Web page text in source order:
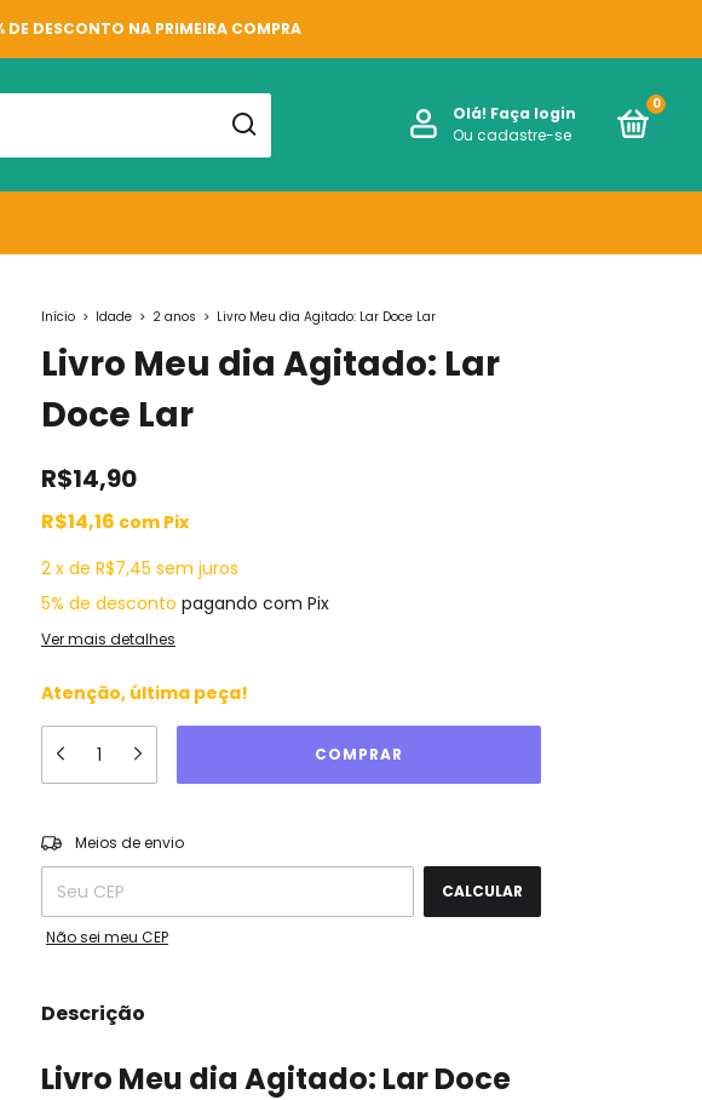
DE DESCONTO NA PRIMEIRA COMPRA
Olá! Faça login
Ou cadastre-se
0
Início > Idade > 2 anos > Livro Meu dia Agitado: Lar Doce Lar
Livro Meu dia Agitado: Lar
Doce Lar
R$14,90
R$14,16 com Pix
2 x de R$7,45 sem juros
5% de desconto pagando com Pix
Ver mais detalhes
Atenção, última peça!
Entregas para o CEP:
Meios de envio
CALCULAR
Não sei meu CEP
Descrição
Livro Meu dia Agitado: Lar Doce